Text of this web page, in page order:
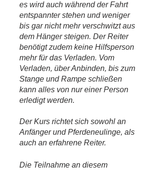
es wird auch während der Fahrt
entspannter stehen und weniger
bis gar nicht mehr verschwitzt aus
dem Hänger steigen. Der Reiter
benötigt zudem keine Hilfsperson
mehr für das Verladen. Vom
Verladen, über Anbinden, bis zum
Stange und Rampe schließen
kann alles von nur einer Person
erledigt werden.
Der Kurs richtet sich sowohl an
Anfänger und Pferdeneulinge, als
auch an erfahrene Reiter.
Die Teilnahme an diesem